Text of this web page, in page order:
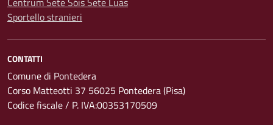
Sportello stranieri
CONTATTI
Comune di Pontedera
Corso Matteotti 37 56025 Pontedera (Pisa)
Codice fiscale / P. IVA:00353170509